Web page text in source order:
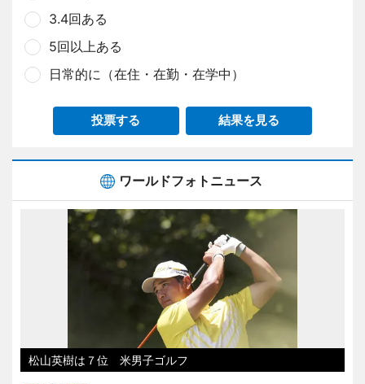
3.4回ある
5回以上ある
日常的に（在住・在勤・在学中）
投票する 結果を見る
ワールドフォトニュース
松山英樹は７位 米男子ゴルフ